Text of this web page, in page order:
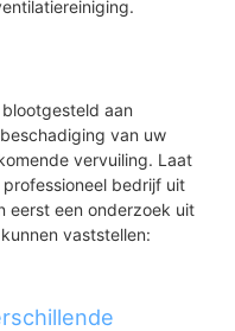
aan
van uw
vervuiling. Laat
bedrijf uit
eerst een onderzoek uit
vaststellen: